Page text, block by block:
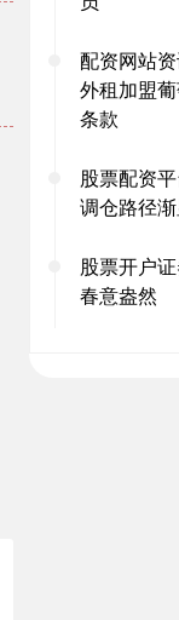
配资网站
外租加盟
条款
股票配资
调仓路径
股票开户
春意盎然